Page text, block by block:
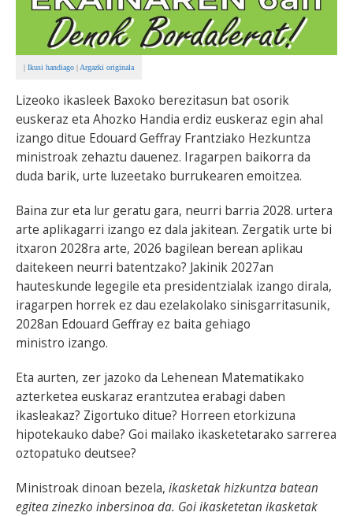
| Ikusi handiago | Argazki originala
Lizeoko ikasleek Baxoko berezitasun bat osorik
euskeraz eta Ahozko Handia erdiz euskeraz egin ahal
izango ditue Edouard Geffray Frantziako Hezkuntza
ministroak zehaztu dauenez. Iragarpen baikorra da
duda barik, urte luzeetako burrukearen emoitzea.
Baina zur eta lur geratu gara, neurri barria 2028. urtera
arte aplikagarri izango ez dala jakitean. Zergatik urte bi
itxaron 2028ra arte, 2026 bagilean berean aplikau
daitekeen neurri batentzako? Jakinik 2027an
hauteskunde legegile eta presidentzialak izango dirala,
iragarpen horrek ez dau ezelakolako sinisgarritasunik,
2028an Edouard Geffray ez baita gehiago
ministro izango.
Eta aurten, zer jazoko da Lehenean Matematikako
azterketea euskaraz erantzutea erabagi daben
ikasleakaz? Zigortuko ditue? Horreen etorkizuna
hipotekauko dabe? Goi mailako ikasketetarako sarrerea
oztopatuko deutsee?
Ministroak dinoan bezela, ikasketak hizkuntza batean
egitea zinezko inbersinoa da. Goi ikasketetan ikasketak